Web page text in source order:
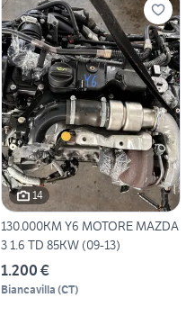
14
130.000KM Y6 MOTORE MAZDA
3 1.6 TD 85KW (09-13)
1.200 €
Biancavilla (CT)